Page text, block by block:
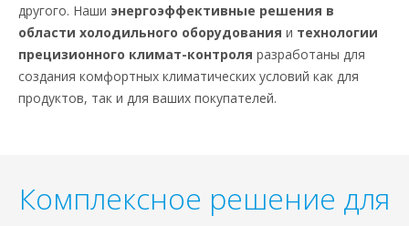
другого. Наши энергоэффективные решения в
области холодильного оборудования и технологии
прецизионного климат-контроля разработаны для
создания комфортных климатических условий как для
продуктов, так и для ваших покупателей.
Комплексное решение для